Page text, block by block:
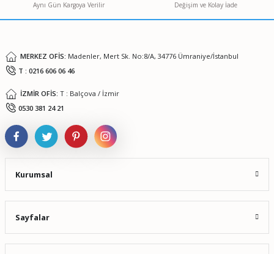
Ürün fiyatı diğer sitelerden daha pahalı.
Aynı Gün Kargoya Verilir
Değişim ve Kolay İade
MERKEZ OFİS: Madenler, Mert Sk. No:8/A, 34776 Ümraniye/İstanbul
T : 0216 606 06 46
İZMİR OFİS: T : Balçova / İzmir
0530 381 24 21
Kurumsal
Sayfalar